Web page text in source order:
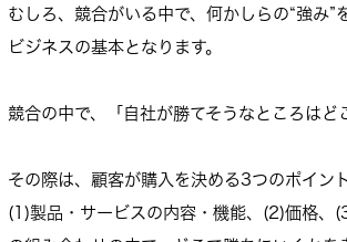
むしろ、競合がいる中で、何かしらの“強み”
ビジネスの基本となります。
競合の中で、「自社が勝てそうなところはど
その際は、顧客が購入を決める3つのポイン
(1)製品・サービスの内容・機能、(2)価格、